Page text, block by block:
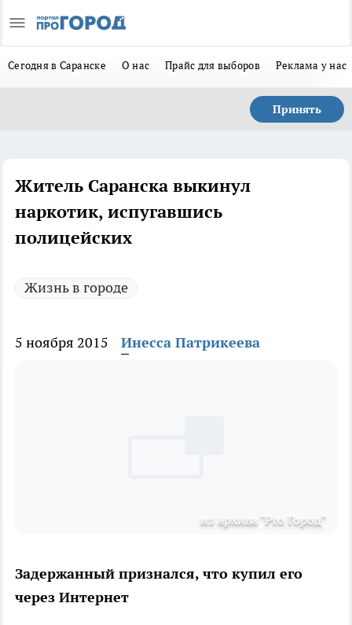
Сегодня в Саранске О нас Прайс для выборов Реклама у нас
Принять
Житель Саранска выкинул
наркотик, испугавшись
полицейских
Жизнь в городе
5 ноября 2015 Инесса Патрикеева
из архива "Pro Город"
Задержанный признался, что купил его
через Интернет